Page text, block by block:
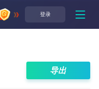
登录
导出